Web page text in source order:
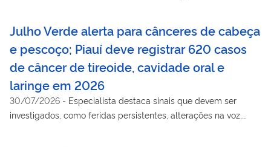
Julho Verde alerta para cânceres de cabeça
e pescoço; Piauí deve registrar 620 casos
de câncer de tireoide, cavidade oral e
laringe em 2026
30/07/2026 - Especialista destaca sinais que devem ser
investigados, como feridas persistentes, alterações na voz,